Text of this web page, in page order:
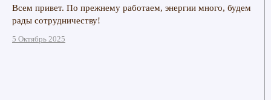
Всем привет. По прежнему работаем, энергии много, будем
рады сотрудничеству!
5 Октябрь 2025